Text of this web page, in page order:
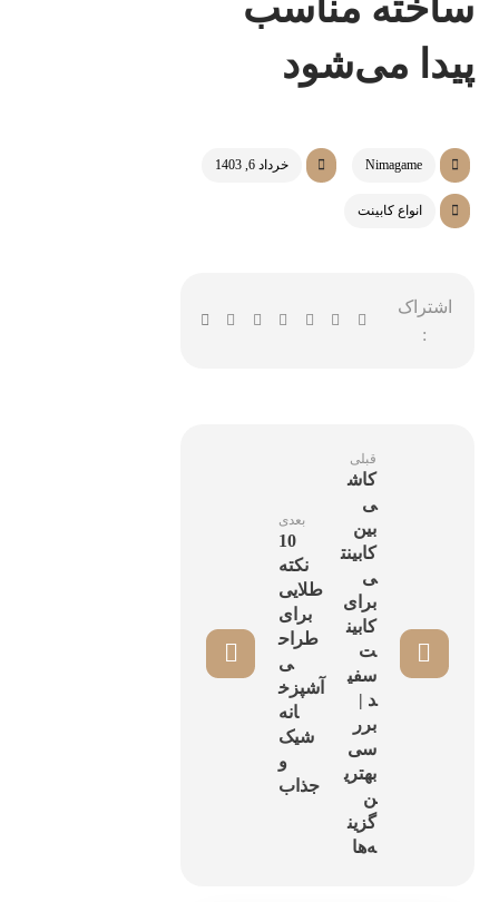
ساخته مناسب
پیدا می‌شود
Nimagame خرداد 6, 1403
انواع کابینت
قبلی
کاش
ی
بین
کابینت
ی
برای
کابین
ت
سفی
د |
برر
سی
بهتری
ن
گزین
ه‌ها
بعدی
10
نکته
طلایی
برای
طراح
ی
آشپزخ
انه
شیک
و
جذاب